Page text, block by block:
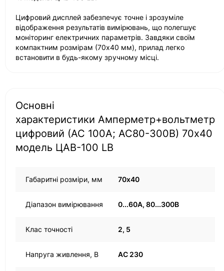
Цифровий дисплей забезпечує точне і зрозуміле
відображення результатів вимірювань, що полегшує
моніторинг електричних параметрів. Завдяки своїм
компактним розмірам (70х40 мм), прилад легко
встановити в будь-якому зручному місці.
Основні
характеристики Амперметр+вольтметр
цифровий (АС 100А; АС80-300В) 70х40
модель ЦАВ-100 LB
Габаритні розміри, мм 70х40
Діапазон вимірювання 0...60A, 80...300В
Клас точності 2, 5
Напруга живлення, В AC 230